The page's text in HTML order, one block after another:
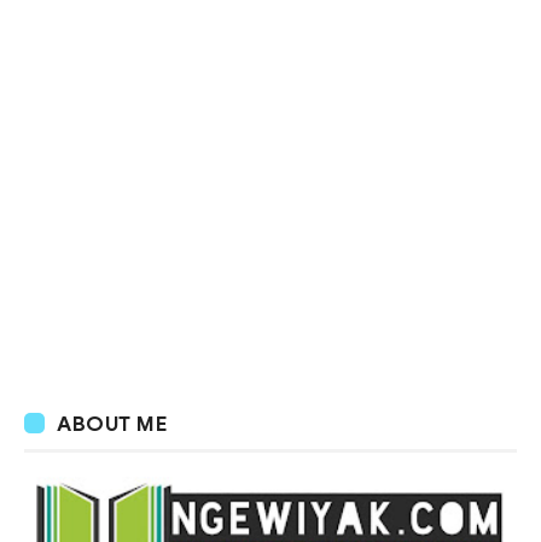
ABOUT ME